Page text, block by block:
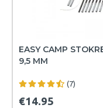
EASY CAMP
9,5 MM
(7)
€14.95